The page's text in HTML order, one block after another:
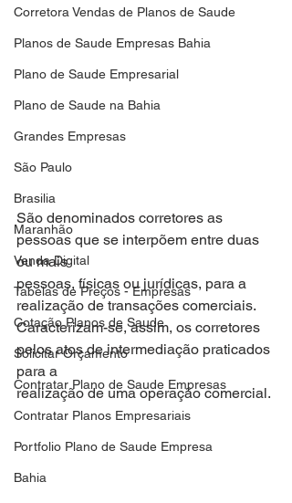
Corretora Vendas de Planos de Saude
Planos de Saude Empresas Bahia
Plano de Saude Empresarial
Plano de Saude na Bahia
Grandes Empresas
São Paulo
Brasilia
Maranhão
Venda Digital
Tabelas de Preços - Empresas
Cotação Planos de Saude
Solicitar Orçamento
Contratar Plano de Saude Empresas
Contratar Planos Empresariais
Portfolio Plano de Saude Empresa
Bahia
São denominados corretores as
pessoas que se interpõem entre duas
ou mais
pessoas, físicas ou jurídicas, para a
realização de transações comerciais.
Caracterizam-se, assim, os corretores
pelos atos de intermediação praticados
para a
realização de uma operação comercial.